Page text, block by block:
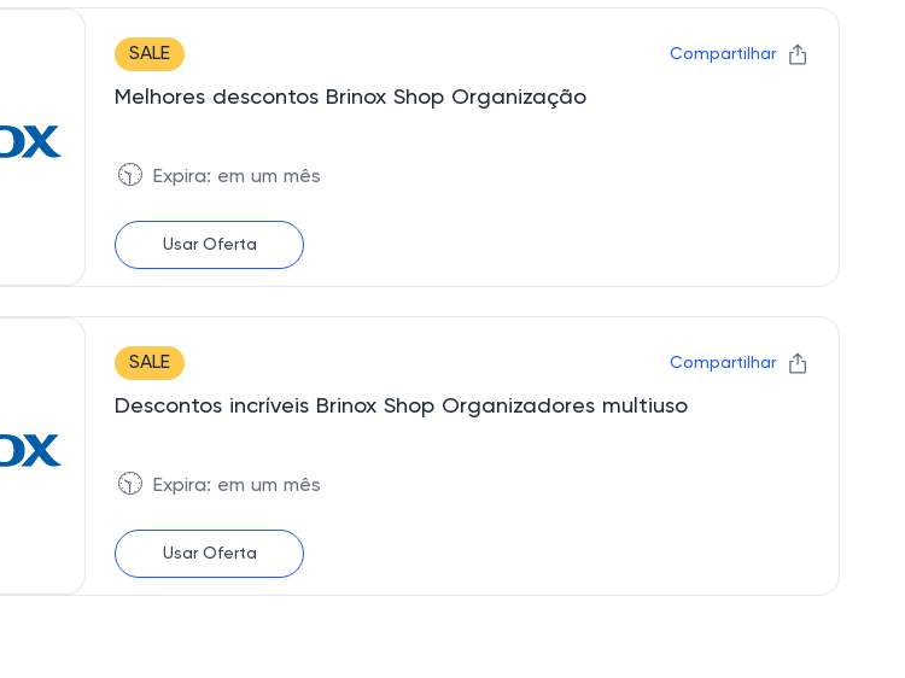
SALE Compartilhar
Melhores descontos Brinox Shop Organização
🕥 Expira: em um mês
Usar Oferta
SALE Compartilhar
Descontos incríveis Brinox Shop Organizadores multiuso
🕥 Expira: em um mês
Usar Oferta